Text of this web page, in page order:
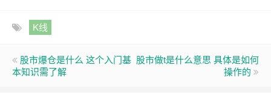
K线
股市爆仓是什么 这个入门基
本知识需了解
股市做t是什么意思 具体是如何
操作的